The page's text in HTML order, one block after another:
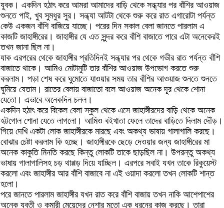
যুবক। একদিন হঠাৎ করে আমরা আমাদের বাড়ি থেকে সন্ধ্যার পর বাঁশির আওয়াজ
শুনতে পাই, খুব সুমধুর সুর। সন্ধ্যা আটটা থেকে শুরু করে রাত এগারোটা পর্যন্ত
কেউ একজন বাঁশি বাজিয়ে যাচ্ছে। পরের দিন সকাল বেলা জানতে পারলাম এ
কাজটি জাহাঙ্গীরের। জাহাঙ্গীর যে এত সুন্দর করে বাঁশি বাজাতে পারে এটা অনেকেরই
তখন জানা ছিল না।
যাক এরপরের থেকে জাহাঙ্গীর প্রতিদিনই সন্ধ্যার পর থেকে গভীর রাত পর্যন্ত বাঁশি
বাজাতে থাকে। আমিও মোটামুটি তার বাঁশির আওয়াজ উপভোগ করতে শুরু
করলাম। পড়া শেষ করে ঘুমোতে যাওয়ার সময় তার বাঁশির আওয়াজ শুনতে শুনতে
ঘুমিয়ে যেতাম। রাতের বেলায় বাজাতো বলে আওয়াজ অনেক দূর থেকে শোনা
যেতো। এভাবে অনেকদিন চলল।
একদিন হঠাৎ করে বিকেল বেলা স্কুল থেকে এসে জাহাঙ্গীরদের বাড়ি থেকে অনেক
হট্টগোল শোনা যেতে লাগলো। আমিও বইখাতা ফেলে তাদের বাড়িতে দিলাম দৌঁড়।
গিয়ে দেখি একটা লোক জাহাঙ্গীরকে মারছে এবং অকথ্য ভাষায় গালাগালি করছে।
বোঝার চেষ্টা করলাম কি হচ্ছে। জাহাঙ্গীরকে ছেড়ে দেওয়ার জন্য জাহাঙ্গীরের মা
অনেক কাকুতি মিনতি করছে কিন্তু লোকটি তাকে ছাড়ছিল না। উপরন্তু অকথ্য
ভাষায় গালাগালিসহ চড় থাপ্পড় দিয়ে যাচ্ছিল। এরপরে সবাই যখন তাকে রিকুয়েস্ট
করলো এবং জাহাঙ্গীর আর বাঁশি বাজাবে না এই ওয়াদা করলো তখন লোকটি শান্ত
হলো।
পরে জানতে পারলাম জাহাঙ্গীর যখন রাত করে বাঁশি বাজায় তখন নাকি আশেপাশের
অনেক যুবতী ও কুমারী মেয়েদের নেশার মতো এক ধরনের কাজ করছে। তারা